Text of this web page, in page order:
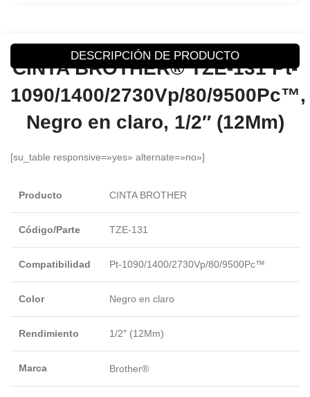
DESCRIPCIÓN DE PRODUCTO
CINTA BROTHER® TZE-131 Pt-
1090/1400/2730Vp/80/9500Pc™,
Negro en claro, 1/2″ (12Mm)
[su_table responsive=»yes» alternate=»no»]
Producto CINTA BROTHER
Código/Parte TZE-131
Compatibilidad Pt-1090/1400/2730Vp/80/9500Pc™
Color Negro en claro
Rendimiento 1/2″ (12Mm)
Marca Brother®